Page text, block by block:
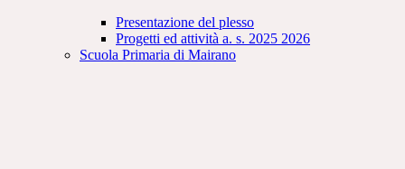
Presentazione del plesso
Progetti ed attività a. s. 2025 2026
Scuola Primaria di Mairano